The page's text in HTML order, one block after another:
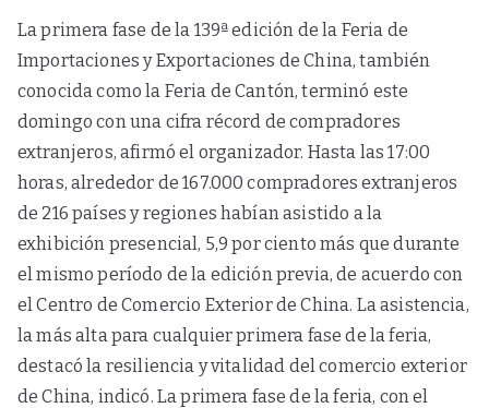
La primera fase de la 139ª edición de la Feria de
Importaciones y Exportaciones de China, también
conocida como la Feria de Cantón, terminó este
domingo con una cifra récord de compradores
extranjeros, afirmó el organizador. Hasta las 17:00
horas, alrededor de 167.000 compradores extranjeros
de 216 países y regiones habían asistido a la
exhibición presencial, 5,9 por ciento más que durante
el mismo período de la edición previa, de acuerdo con
el Centro de Comercio Exterior de China. La asistencia,
la más alta para cualquier primera fase de la feria,
destacó la resiliencia y vitalidad del comercio exterior
de China, indicó. La primera fase de la feria, con el